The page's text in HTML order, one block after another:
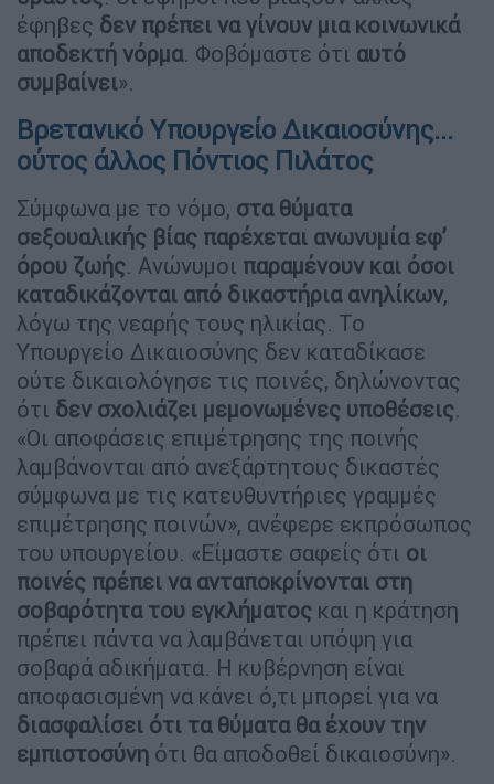
έφηβες δεν πρέπει να γίνουν μια κοινωνικά
αποδεκτή νόρμα. Φοβόμαστε ότι αυτό
συμβαίνει».
Βρετανικό Υπουργείο Δικαιοσύνης...
ούτος άλλος Πόντιος Πιλάτος
Σύμφωνα με το νόμο, στα θύματα
σεξουαλικής βίας παρέχεται ανωνυμία εφ’
όρου ζωής. Ανώνυμοι παραμένουν και όσοι
καταδικάζονται από δικαστήρια ανηλίκων,
λόγω της νεαρής τους ηλικίας. Το
Υπουργείο Δικαιοσύνης δεν καταδίκασε
ούτε δικαιολόγησε τις ποινές, δηλώνοντας
ότι δεν σχολιάζει μεμονωμένες υποθέσεις.
«Οι αποφάσεις επιμέτρησης της ποινής
λαμβάνονται από ανεξάρτητους δικαστές
σύμφωνα με τις κατευθυντήριες γραμμές
επιμέτρησης ποινών», ανέφερε εκπρόσωπος
του υπουργείου. «Είμαστε σαφείς ότι οι
ποινές πρέπει να ανταποκρίνονται στη
σοβαρότητα του εγκλήματος και η κράτηση
πρέπει πάντα να λαμβάνεται υπόψη για
σοβαρά αδικήματα. Η κυβέρνηση είναι
αποφασισμένη να κάνει ό,τι μπορεί για να
διασφαλίσει ότι τα θύματα θα έχουν την
εμπιστοσύνη ότι θα αποδοθεί δικαιοσύνη».